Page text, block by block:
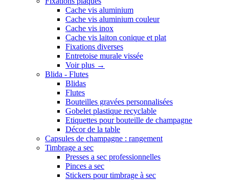
Cache vis aluminium
Cache vis aluminium couleur
Cache vis inox
Cache vis laiton conique et plat
Fixations diverses
Entretoise murale vissée
Voir plus →
Blida - Flutes
Blidas
Flutes
Bouteilles gravées personnalisées
Gobelet plastique recyclable
Etiquettes pour bouteille de champagne
Décor de la table
Capsules de champagne : rangement
Timbrage a sec
Presses a sec professionnelles
Pinces a sec
Stickers pour timbrage à sec